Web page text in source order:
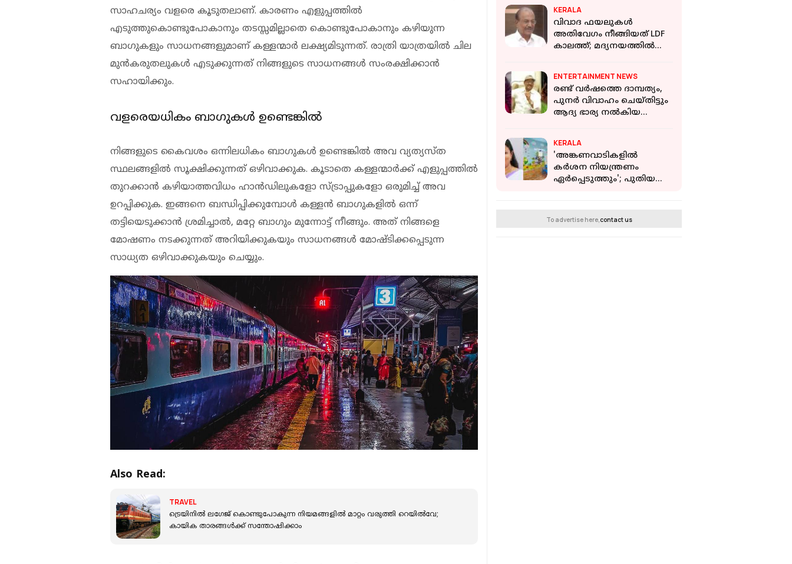
സാഹചര്യം വളരെ കൂടുതലാണ്. കാരണം എളുപ്പത്തില്‍
എടുത്തുകൊണ്ടുപോകാനും തടസ്സമില്ലാതെ കൊണ്ടുപോകാനും കഴിയുന്ന
ബാഗുകളും സാധനങ്ങളുമാണ് കള്ളന്മാര്‍ ലക്ഷ്യമിടുന്നത്. രാത്രി യാത്രയില്‍ ചില
മുന്‍കരുതലുകള്‍ എടുക്കുന്നത് നിങ്ങളുടെ സാധനങ്ങള്‍ സംരക്ഷിക്കാന്‍
സഹായിക്കും.
വളരെയധികം ബാഗുകള്‍ ഉണ്ടെങ്കില്‍
നിങ്ങളുടെ കൈവശം ഒന്നിലധികം ബാഗുകള്‍ ഉണ്ടെങ്കില്‍ അവ വ്യത്യസ്ത
സ്ഥലങ്ങളില്‍ സൂക്ഷിക്കുന്നത് ഒഴിവാക്കുക. കൂടാതെ കള്ളന്മാര്‍ക്ക് എളുപ്പത്തില്‍
തുറക്കാന്‍ കഴിയാത്തവിധം ഹാന്‍ഡിലുകളോ സ്ട്രാപ്പുകളോ ഒരുമിച്ച് അവ
ഉറപ്പിക്കുക. ഇങ്ങനെ ബന്ധിപ്പിക്കുമ്പോള്‍ കള്ളന്‍ ബാഗുകളില്‍ ഒന്ന്
തട്ടിയെടുക്കാന്‍ ശ്രമിച്ചാല്‍, മറ്റേ ബാഗും മുന്നോട്ട് നീങ്ങും. അത് നിങ്ങളെ
മോഷണം നടക്കുന്നത് അറിയിക്കുകയും സാധനങ്ങള്‍ മോഷ്ടിക്കപ്പെടുന്ന
സാധ്യത ഒഴിവാക്കുകയും ചെയ്യും.
Also Read:
TRAVEL
ട്രെയിനില്‍ ലഗേജ് കൊണ്ടുപോകുന്ന നിയമങ്ങളില്‍ മാറ്റം വരുത്തി റെയില്‍വേ;
കായിക താരങ്ങള്‍ക്ക് സന്തോഷിക്കാം
KERALA
വിവാദ ഫയലുകൾ
അതിവേഗം നീങ്ങിയത് LDF
കാലത്ത്; മദ്യനയത്തിൽ
കുഞ്ഞാലിക്കുട്ടി
ENTERTAINMENT NEWS
രണ്ട് വർഷത്തെ ദാമ്പത്യം,
പുനർ വിവാഹം ചെയ്തിട്ടും
ആദ്യ ഭാര്യ നൽകിയ
KERALA
'അങ്കണവാടികളില്‍
കര്‍ശന നിയന്ത്രണം
ഏർപ്പെടുത്തും'; പുതിയ
To advertise here, contact us